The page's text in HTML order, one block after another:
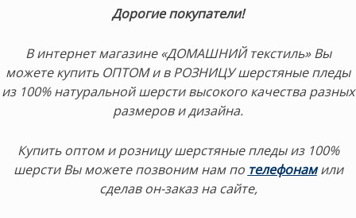
Дорогие покупатели!
В интернет магазине «ДОМАШНИЙ текстиль» Вы
можете купить ОПТОМ и в РОЗНИЦУ шерстяные пледы
из 100% натуральной шерсти высокого качества разных
размеров и дизайна.
Купить оптом и розницу шерстяные пледы из 100%
шерсти Вы можете позвоним нам по телефонамили
сделав он-заказ на сайте,